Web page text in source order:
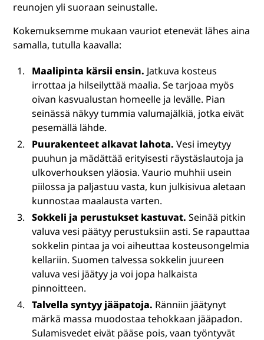
reunojen yli suoraan seinustalle.
Kokemuksemme mukaan vauriot etenevät lähes aina
samalla, tutulla kaavalla:
Maalipinta kärsii ensin. Jatkuva kosteus
irrottaa ja hilseilyttää maalia. Se tarjoaa myös
oivan kasvualustan homeelle ja levälle. Pian
seinässä näkyy tummia valumajälkiä, jotka eivät
pesemällä lähde.
Puurakenteet alkavat lahota. Vesi imeytyy
puuhun ja mädättää erityisesti räystäslautoja ja
ulkoverhouksen yläosia. Vaurio muhhii usein
piilossa ja paljastuu vasta, kun julkisivua aletaan
kunnostaa maalausta varten.
Sokkeli ja perustukset kastuvat. Seinää pitkin
valuva vesi päätyy perustuksiin asti. Se rapauttaa
sokkelin pintaa ja voi aiheuttaa kosteusongelmia
kellariin. Suomen talvessa sokkelin juureen
valuva vesi jäätyy ja voi jopa halkaista
pinnoitteen.
Talvella syntyy jääpatoja. Ränniin jäätynyt
märkä massa muodostaa tehokkaan jääpadon.
Sulamisvedet eivät pääse pois, vaan työntyvät